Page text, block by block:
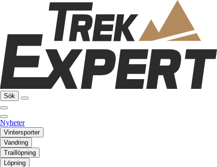
Sök
Nyheter
Vintersporter
Vandring
Traillöpning
Löpning